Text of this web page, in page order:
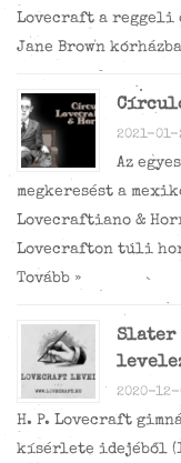
Lovecraft a reggeli
Jane Brown
2021-01-
Az
megkeresést a
Lovecraftiano &
Lovecrafton túli
Tovább »
Slater
2020-12-
H. P. Lovecraft
kísérlete idejéből